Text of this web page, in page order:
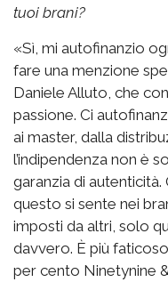
tuoi brani?
«Sì, mi autofinanzio
fare una menzione
Daniele Alluto, che
passione. Ci
ai master, dalla
l’indipendenza non è
garanzia di
questo si sente nei
imposti da altri, solo
davvero. È più
per cento Ninetynine